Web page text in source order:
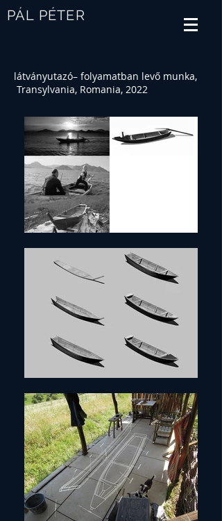
PÁL PÉTER
látványutazó– folyamatban levő munka,
Transylvania, Romania, 2022